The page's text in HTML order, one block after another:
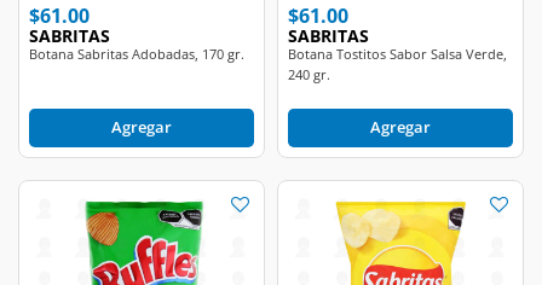
$61.00
SABRITAS
Botana Sabritas Adobadas, 170 gr.
Agregar
$61.00
SABRITAS
Botana Tostitos Sabor Salsa Verde,
240 gr.
Agregar